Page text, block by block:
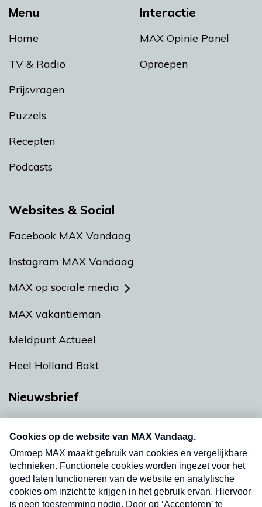
Menu
Home
TV & Radio
Prijsvragen
Puzzels
Recepten
Podcasts
Interactie
MAX Opinie Panel
Oproepen
Websites & Social
Facebook MAX Vandaag
Instagram MAX Vandaag
MAX op sociale media
MAX vakantieman
Meldpunt Actueel
Heel Holland Bakt
Nieuwsbrief
nieuwsbrief. Elke vrijdag- en dinsdagochtend in
uw mailbox.
Verzend